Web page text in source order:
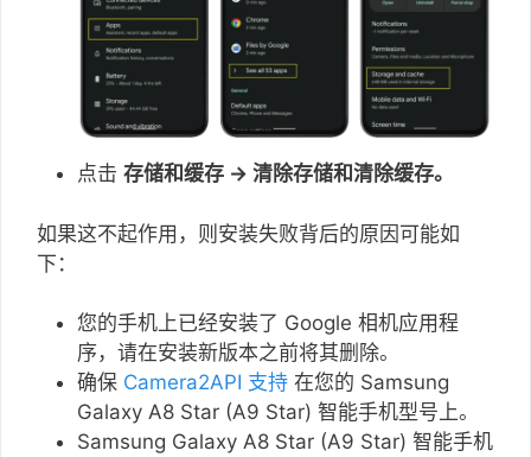
点击 存储和缓存 → 清除存储和清除缓存。
如果这不起作用，则安装失败背后的原因可能如
下：
您的手机上已经安装了 Google 相机应用程
序，请在安装新版本之前将其删除。
确保 Camera2API 支持 在您的 Samsung
Galaxy A8 Star (A9 Star) 智能手机型号上。
Samsung Galaxy A8 Star (A9 Star) 智能手机